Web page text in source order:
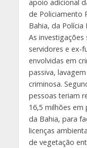
apoio adicional
de Policiamento
Bahia, da Polícia
As
servidores e ex-
envolvidas em
passiva,
criminosa.
pessoas teriam
16,5 milhões
da Bahia, para
licenças
de vegetação